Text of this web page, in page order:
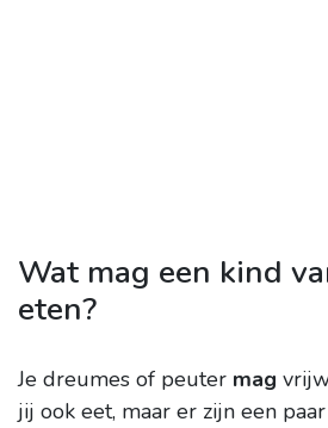
Wat mag een kind
eten?
Je dreumes of peuter mag
jij ook eet, maar er zijn een